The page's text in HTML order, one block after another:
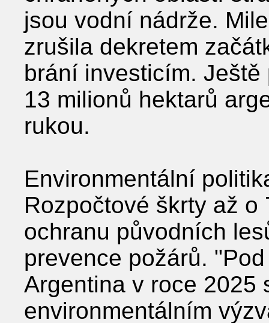
jsou vodní nádrže.
zrušila dekretem
brání investicím.
13 milionů hektarů
rukou.
Environmentální
Rozpočtové škrty až
ochranu původních
prevence požárů.
Argentina v roce 2025
environmentálním